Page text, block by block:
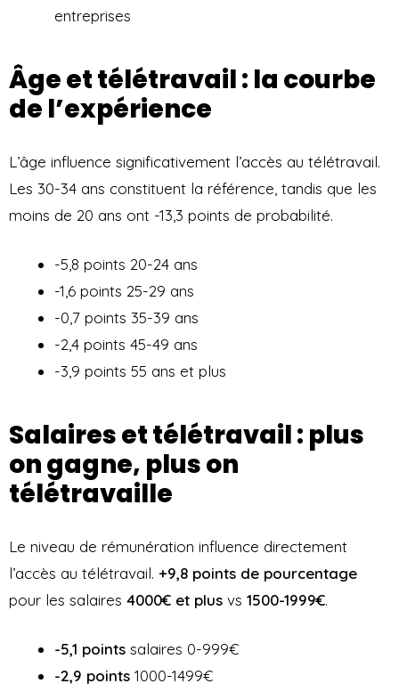
entreprises
Âge et télétravail : la courbe
de l’expérience
L’âge influence significativement l’accès au télétravail.
Les 30-34 ans constituent la référence, tandis que les
moins de 20 ans ont -13,3 points de probabilité.
-5,8 points 20-24 ans
-1,6 points 25-29 ans
-0,7 points 35-39 ans
-2,4 points 45-49 ans
-3,9 points 55 ans et plus
Salaires et télétravail : plus
on gagne, plus on
télétravaille
Le niveau de rémunération influence directement
l’accès au télétravail. +9,8 points de pourcentage
pour les salaires 4000€ et plus vs 1500-1999€.
-5,1 points salaires 0-999€
-2,9 points 1000-1499€